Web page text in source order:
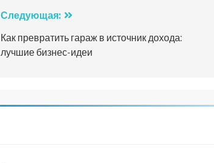
Следующая:
Как превратить гараж в источник дохода:
лучшие бизнес-идеи